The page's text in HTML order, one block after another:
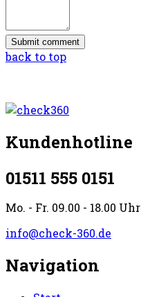
back to top
Kundenhotline
01511 555 0151
Mo. - Fr. 09.00 - 18.00 Uhr
info@check-360.de
Navigation